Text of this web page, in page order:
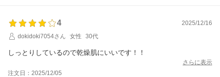
4
2025/12/16
dokidoki7054さん
女性 30代
しっとりしているので乾燥肌にいいです！！
さらに表示
注文日：2025/12/05